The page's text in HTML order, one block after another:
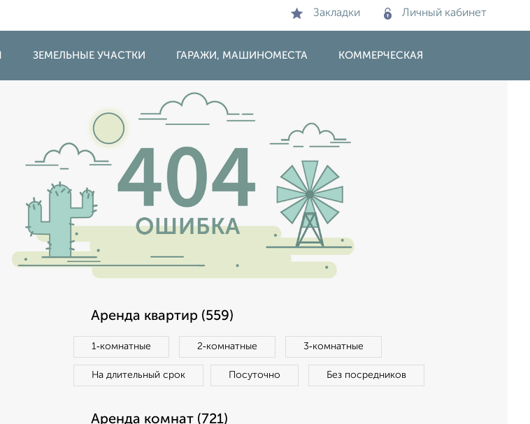
Закладки Личный кабинет
ЗЕМЕЛЬНЫЕ УЧАСТКИ ГАРАЖИ, МАШИНОМЕСТА КОММЕРЧЕСКАЯ
Аренда квартир (559)
1‑комнатные 2‑комнатные 3‑комнатные
На длительный срок Посуточно Без посредников
Аренда комнат (721)